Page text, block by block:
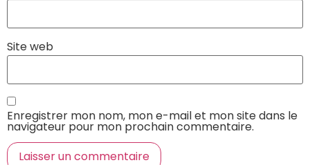
Site web
Enregistrer mon nom, mon e-mail et mon site dans le
navigateur pour mon prochain commentaire.